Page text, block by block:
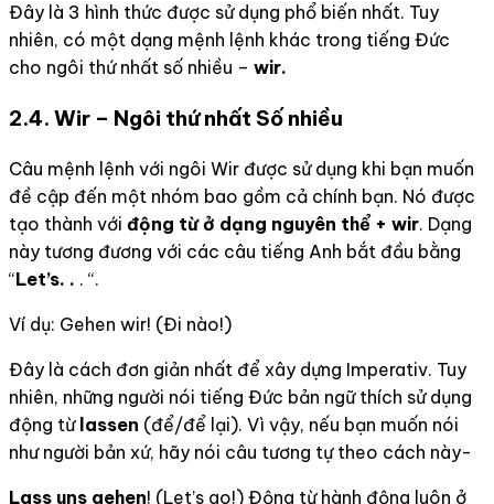
Đây là 3 hình thức được sử dụng phổ biến nhất. Tuy
nhiên, có một dạng mệnh lệnh khác trong tiếng Đức
cho ngôi thứ nhất số nhiều – wir.
2.4. Wir – Ngôi thứ nhất Số nhiều
Câu mệnh lệnh với ngôi Wir được sử dụng khi bạn muốn
đề cập đến một nhóm bao gồm cả chính bạn. Nó được
tạo thành với động từ ở dạng nguyên thể + wir. Dạng
này tương đương với các câu tiếng Anh bắt đầu bằng
“Let’s. . . “.
Ví dụ: Gehen wir! (Đi nào!)
Đây là cách đơn giản nhất để xây dựng Imperativ. Tuy
nhiên, những người nói tiếng Đức bản ngữ thích sử dụng
động từ lassen (để/để lại). Vì vậy, nếu bạn muốn nói
như người bản xứ, hãy nói câu tương tự theo cách này-
Lass uns gehen! (Let’s go!) Động từ hành động luôn ở